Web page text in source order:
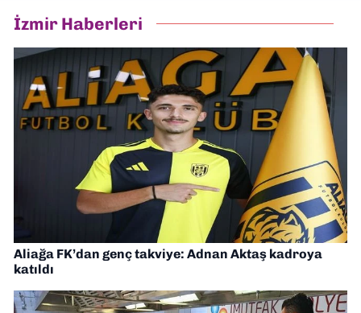
İzmir Haberleri
Aliağa FK’dan genç takviye: Adnan Aktaş kadroya
katıldı